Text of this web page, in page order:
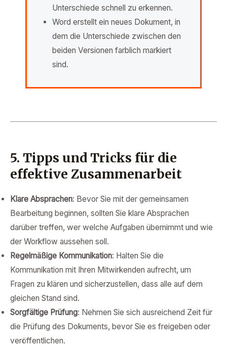
Unterschiede schnell zu erkennen.
Word erstellt ein neues Dokument, in
dem die Unterschiede zwischen den
beiden Versionen farblich markiert
sind.
5. Tipps und Tricks für die
effektive Zusammenarbeit
Klare Absprachen: Bevor Sie mit der gemeinsamen
Bearbeitung beginnen, sollten Sie klare Absprachen
darüber treffen, wer welche Aufgaben übernimmt und wie
der Workflow aussehen soll.
Regelmäßige Kommunikation: Halten Sie die
Kommunikation mit Ihren Mitwirkenden aufrecht, um
Fragen zu klären und sicherzustellen, dass alle auf dem
gleichen Stand sind.
Sorgfältige Prüfung: Nehmen Sie sich ausreichend Zeit für
die Prüfung des Dokuments, bevor Sie es freigeben oder
veröffentlichen.